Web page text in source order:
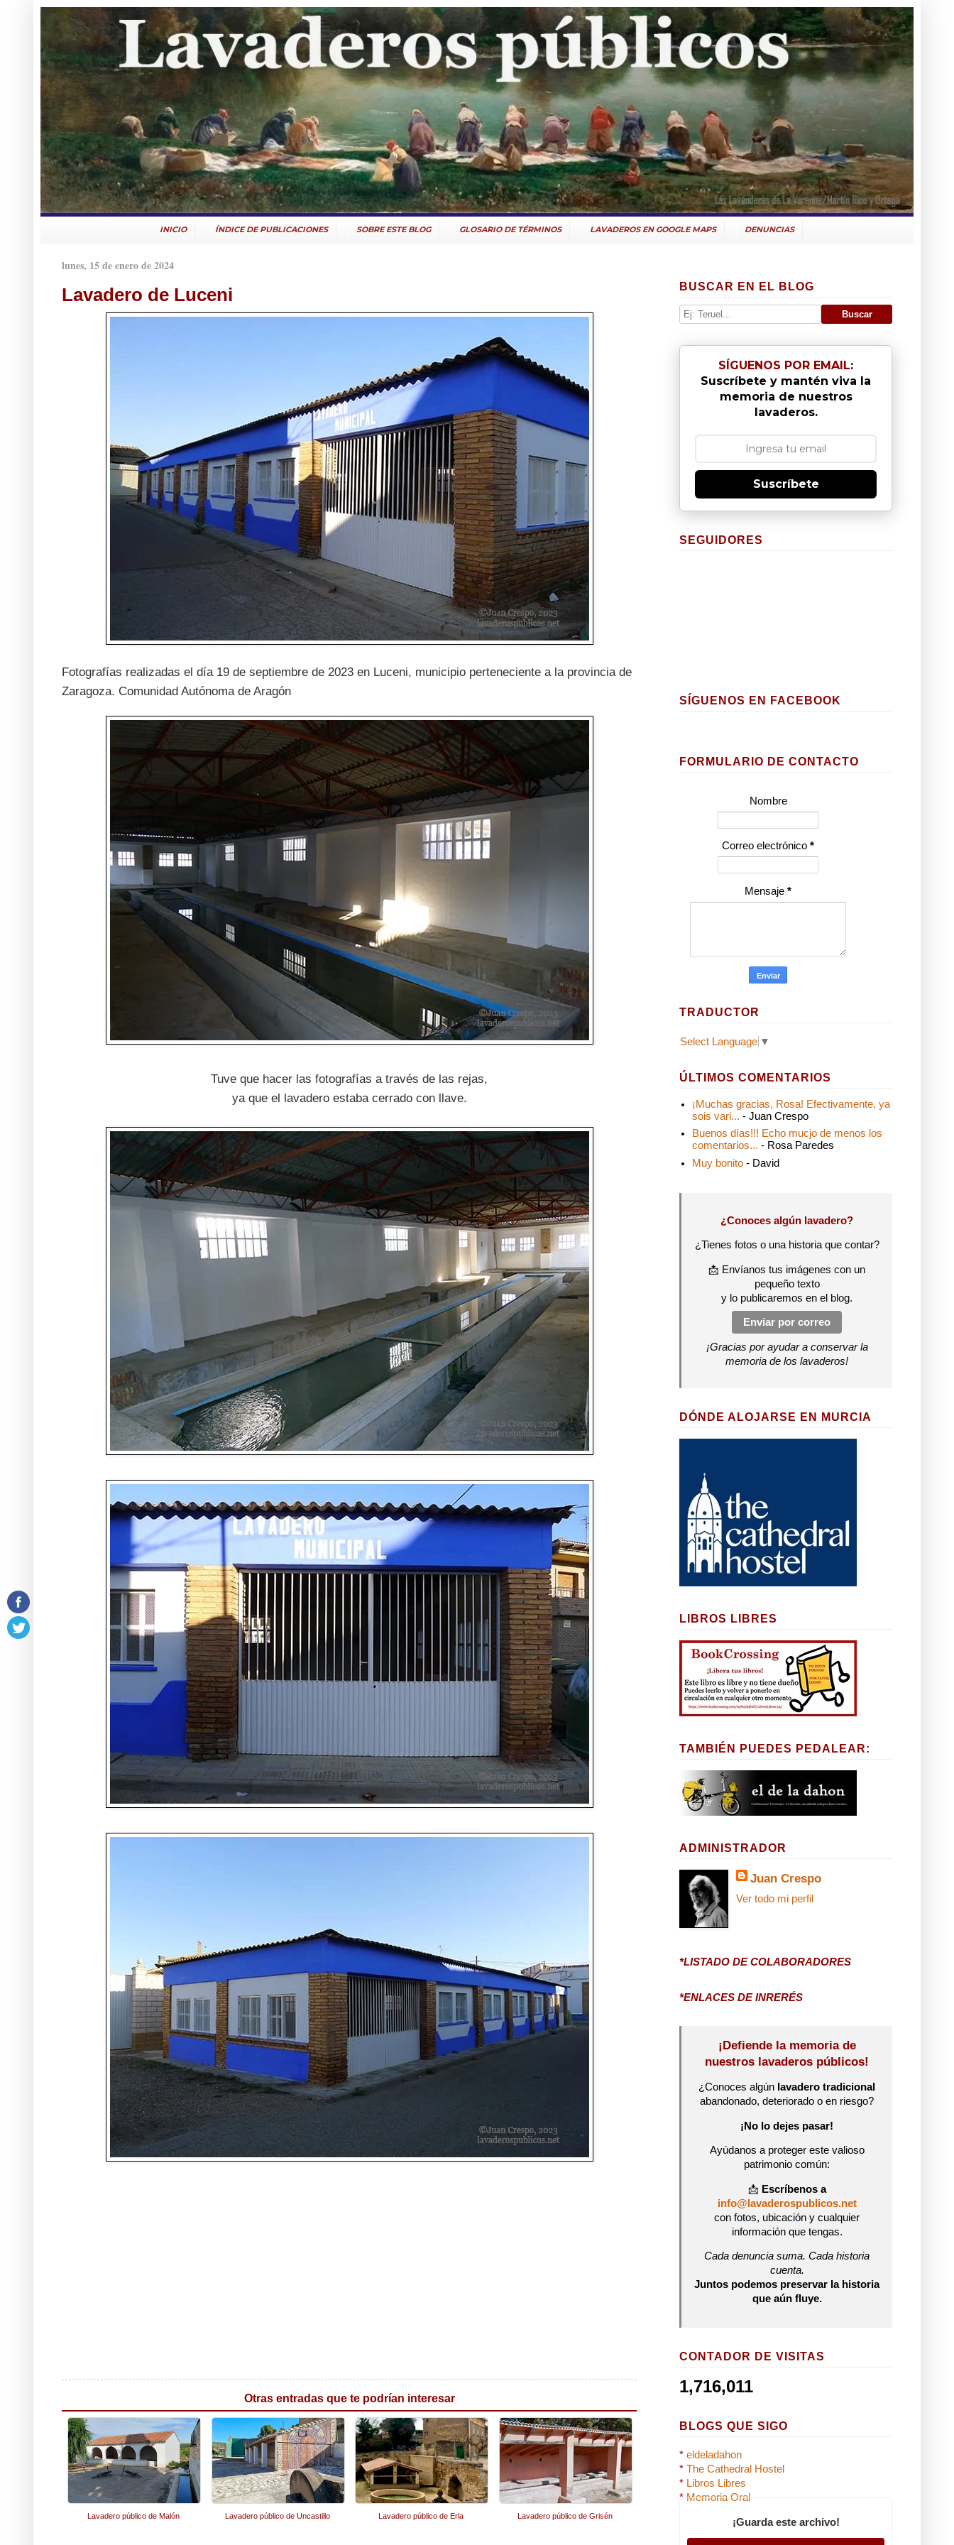
INICIO ÍNDICE DE PUBLICACIONES SOBRE ESTE BLOG GLOSARIO DE TÉRMINOS LAVADEROS EN GOOGLE MAPS DENUNCIAS
lunes, 15 de enero de 2024
Lavadero de Luceni
Fotografías realizadas el día 19 de septiembre de 2023 en Luceni, municipio perteneciente a la provincia de
Zaragoza. Comunidad Autónoma de Aragón
Tuve que hacer las fotografías a través de las rejas,
ya que el lavadero estaba cerrado con llave.
Otras entradas que te podrían interesar
Lavadero público de Malón Lavadero público de Uncastillo Lavadero público de Erla Lavadero público de Grisén
BUSCAR EN EL BLOG
SÍGUENOS POR EMAIL:
Suscríbete y mantén viva la
memoria de nuestros
lavaderos.
Suscríbete
SEGUIDORES
SÍGUENOS EN FACEBOOK
FORMULARIO DE CONTACTO
Nombre
Correo electrónico *
Mensaje *
TRADUCTOR
Select Language ▼
ÚLTIMOS COMENTARIOS
¡Muchas gracias, Rosa! Efectivamente, ya
sois vari... - Juan Crespo
Buenos días!!! Echo mucjo de menos los
comentarios... - Rosa Paredes
Muy bonito - David
¿Conoces algún lavadero?
¿Tienes fotos o una historia que contar?
📩 Envíanos tus imágenes con un
pequeño texto
y lo publicaremos en el blog.
Enviar por correo
¡Gracias por ayudar a conservar la
memoria de los lavaderos!
DÓNDE ALOJARSE EN MURCIA
LIBROS LIBRES
TAMBIÉN PUEDES PEDALEAR:
ADMINISTRADOR
Juan Crespo
Ver todo mi perfil
*LISTADO DE COLABORADORES
*ENLACES DE INRERÉS
¡Defiende la memoria de
nuestros lavaderos públicos!
¿Conoces algún lavadero tradicional
abandonado, deteriorado o en riesgo?
¡No lo dejes pasar!
Ayúdanos a proteger este valioso
patrimonio común:
📩 Escríbenos a
info@lavaderospublicos.net
con fotos, ubicación y cualquier
información que tengas.
Cada denuncia suma. Cada historia
cuenta.
Juntos podemos preservar la historia
que aún fluye.
CONTADOR DE VISITAS
1,716,011
BLOGS QUE SIGO
* eldeladahon
* The Cathedral Hostel
* Libros Libres
* Memoria Oral
¡Guarda este archivo!